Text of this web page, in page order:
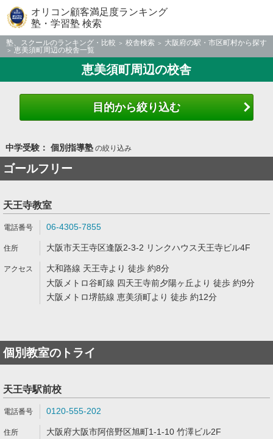
オリコン顧客満足度ランキング
塾・学習塾 検索
塾、スクールのランキング・比較 校舎検索
大阪府の駅・市区町村から探す
恵美須町周辺の校舎一覧
恵美須町周辺の校舎
目的から絞り込む
中学受験： 個別指導塾の絞り込み
ゴールフリー
天王寺教室
06-4305-7855
大阪市天王寺区逢阪2-3-2 リンクハウス天王寺ビル4F
大和路線 天王寺より 徒歩 約8分
大阪メトロ谷町線 四天王寺前夕陽ヶ丘より 徒歩 約9分
大阪メトロ堺筋線 恵美須町より 徒歩 約12分
個別教室のトライ
天王寺駅前校
0120-555-202
大阪府大阪市阿倍野区旭町1-1-10 竹澤ビル2F